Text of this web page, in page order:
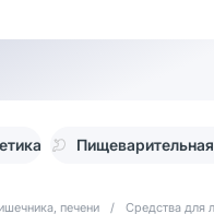
печени / Средства для